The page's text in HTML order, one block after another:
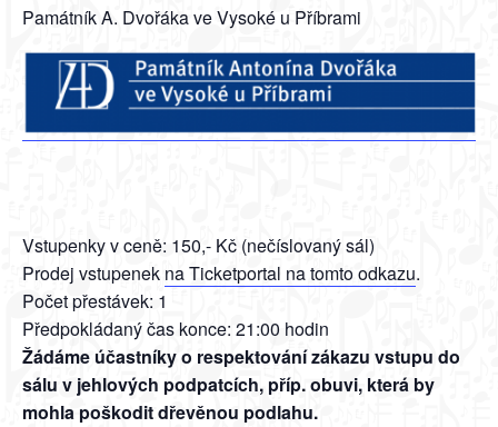
Památník A. Dvořáka ve Vysoké u Příbrami
Vstupenky v ceně: 150,- Kč (nečíslovaný sál)
Prodej vstupenek na Ticketportal na tomto odkazu.
Počet přestávek: 1
Předpokládaný čas konce: 21:00 hodin
Žádáme účastníky o respektování zákazu vstupu do
sálu v jehlových podpatcích, příp. obuvi, která by
mohla poškodit dřevěnou podlahu.